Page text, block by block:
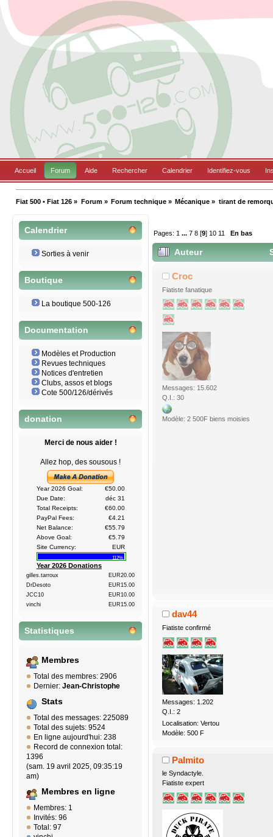
Accueil Forum Aide Rechercher Calendrier Identifiez-vous
Fiat 500 • Fiat 126 » Forum» Forum technique» Mécanique » tirant de
Calendrier
Sorties à venir
Boutique
La boutique 500-126
Documentation
Modèles et Production
Revues techniques
Notices d'entretien
Clubs, assos et blogs
Cote 500/126/dérivés
donation
Merci de nous aider !
Allez hop, des sousous !
Year 2026 Goal:
€50.00
Due Date:
déc 31
Total Receipts:
€60.00
PayPal Fees:
€4.21
Net Balance:
€55.79
Above Goal:
€5.79
Site Currency:
EUR
112%
Year 2026 Donations
gilles.tarroux
EUR20.00
DrDesoto
EUR15.00
JCC10
EUR10.00
vinchi
EUR15.00
Statistiques
Membres
Total des membres: 2906
Dernier: Jean-Christophe
Stats
Total des messages: 225089
Total des sujets: 9524
En ligne aujourd'hui: 238
Record de connexion total:
1396
(sam. 19 avril 2025, 09:35:19
am)
Membres en ligne
Membres: 1
Invités: 96
Total: 97
Pages: 1 ...7 8 [9] 10 11 En bas
Auteur
Croc
Fiatiste fanatique
Messages: 15.602
Q.I.: 30
Modèle: 2 500F biens moisies
dav44
Fiatiste confirmé
Messages: 1.202
Q.I.: 2
Localisation: Vertou
Modèle: 500 F
Palmito
le Syndactyle.
Fiatiste expert